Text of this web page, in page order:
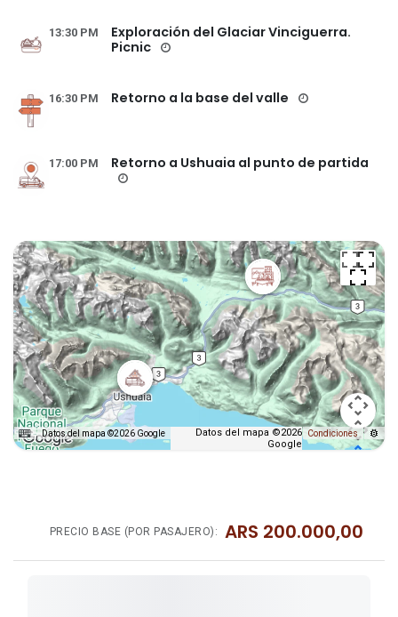
Datos del mapa ©2026 Google
Datos del mapa ©2026
Google
Condiciones
13:30 PM
Exploración del Glaciar Vinciguerra.
Picnic
16:30 PM Retorno a la base del valle
17:00 PM Retorno a Ushuaia al punto de partida
PRECIO BASE (POR PASAJERO): ARS 200.000,00